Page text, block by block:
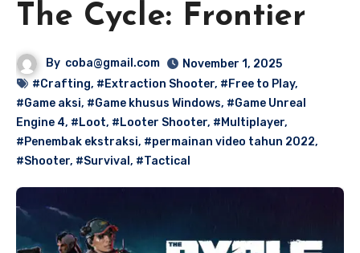
The Cycle: Frontier
By coba@gmail.com
November 1, 2025
#Crafting, #Extraction Shooter, #Free to Play,
#Game aksi, #Game khusus Windows, #Game Unreal
Engine 4, #Loot, #Looter Shooter, #Multiplayer,
#Penembak ekstraksi, #permainan video tahun 2022,
#Shooter, #Survival , #Tactical